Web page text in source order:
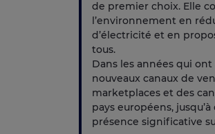
de premier choix. Elle
l’environnement en
d’électricité et en
tous.
Dans les années qui ont
nouveaux canaux de
marketplaces et des
pays européens,
présence significative